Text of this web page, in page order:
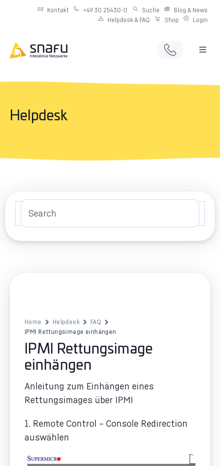
Kontakt +49 30 25430-0 Suche
Blog & News
Helpdesk & FAQ
Shop Login
Produkte & Angebote
Helpdesk
Home Helpdesk
FAQ
IPMI Rettungsimage einhängen
IPMI Rettungsimage
einhängen
Anleitung zum Einhängen eines
Rettungsimages über IPMI
1. Remote Control – Console Redirection
auswählen